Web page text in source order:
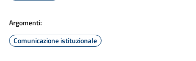
Argomenti:
Comunicazione istituzionale